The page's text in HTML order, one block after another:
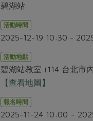
碧湖站
活動時間
2025-12-19 10:30 -
活動地點
碧湖站教室 (114 台北市
【查看地圖】
報名時間
2025-11-24 10:00 ~